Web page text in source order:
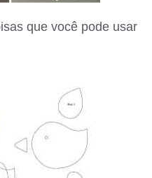
que você pode usar